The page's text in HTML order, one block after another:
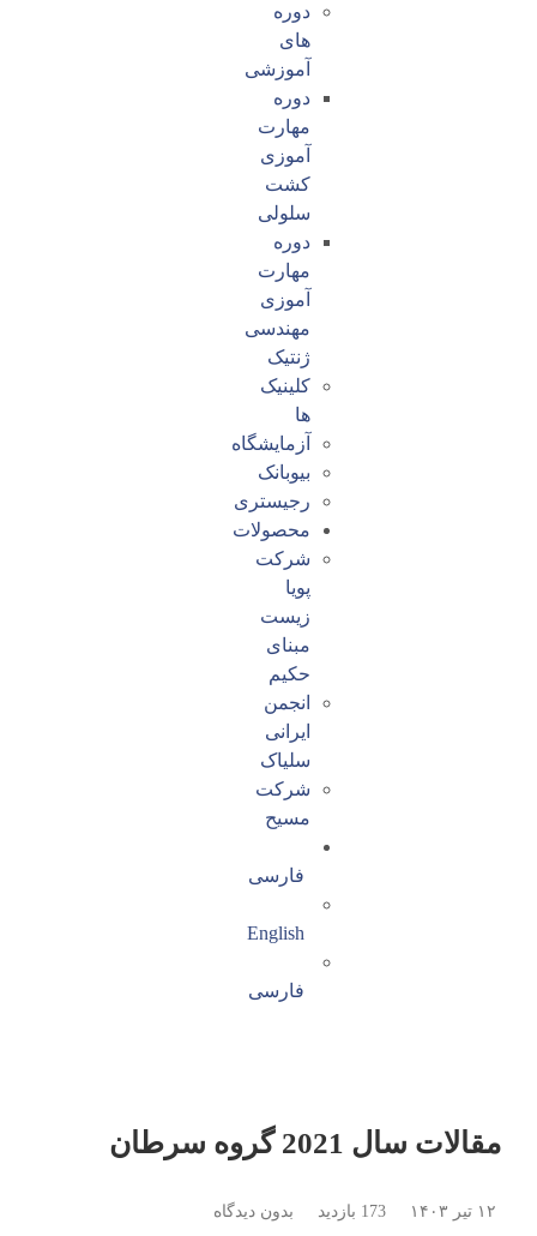
دوره
های
آموزشی
دوره
مهارت
آموزی
کشت
سلولی
دوره
مهارت
آموزی
مهندسی
ژنتیک
کلینیک
ها
آزمایشگاه
بیوبانک
رجیستری
محصولات
شرکت
پویا
زیست
مبنای
حکیم
انجمن
ایرانی
سلیاک
شرکت
مسیح
فارسی
English
فارسی
مقالات سال 2021 گروه سرطان
۱۲ تیر ۱۴۰۳ 173 بازدید بدون دیدگاه